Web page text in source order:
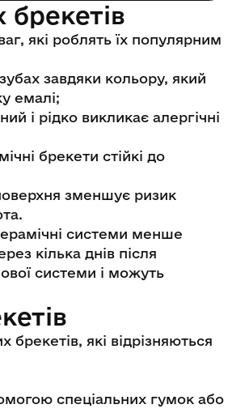
які роблять їх популярним
завдяки кольору, який
емалі;
і рідко викликає алергічні
брекети стійкі до
зменшує ризик
системи менше
кілька днів після
системи і можуть
які відрізняються
спеціальних гумок або